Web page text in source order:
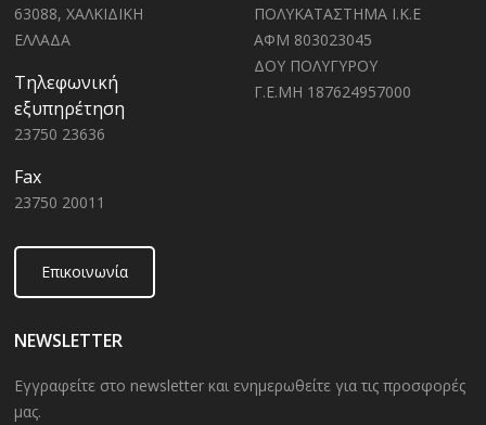
63088, ΧΑΛΚΙΔΙΚΗ
ΕΛΛΑΔΑ
Τηλεφωνική
εξυπηρέτηση
23750 23636
Fax
23750 20011
ΠΟΛΥΚΑΤΑΣΤΗΜΑ Ι.Κ.Ε
ΑΦΜ 803023045
ΔΟΥ ΠΟΛΥΓΥΡΟΥ
Γ.Ε.ΜΗ 187624957000
Επικοινωνία
NEWSLETTER
Εγγραφείτε στο newsletter και ενημερωθείτε για τις προσφορές
μας.